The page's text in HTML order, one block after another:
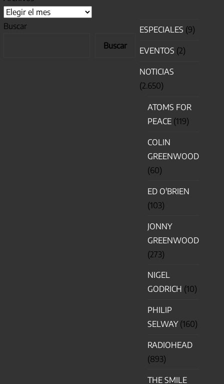
Buscar
Buscar
ESPECIALES (9)
EVENTOS (2)
NOTICIAS
(2.650)
ATOMS FOR
PEACE (119)
COLIN
GREENWOOD
(60)
ED O'BRIEN
(103)
JONNY
GREENWOOD
(273)
NIGEL
GODRICH (10)
PHILIP
SELWAY(160)
RADIOHEAD
(893)
THE SMILE